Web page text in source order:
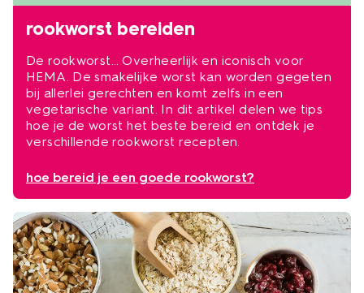
rookworst bereiden
De rookworst… Overheerlijk en iconisch voor
HEMA. De smakelijke worst kan worden gegeten
bij allerlei gerechten en komt zelfs in een
vegetarische variant. In dit artikel delen we tips
hoe je de worst het beste bereid en ontdek je
verschillende rookworst recepten.
hoe bereid je een goede rookworst?